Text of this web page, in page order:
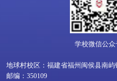
学校微信公众
地球村校区：福建省福州闽侯县南屿
邮编：350109